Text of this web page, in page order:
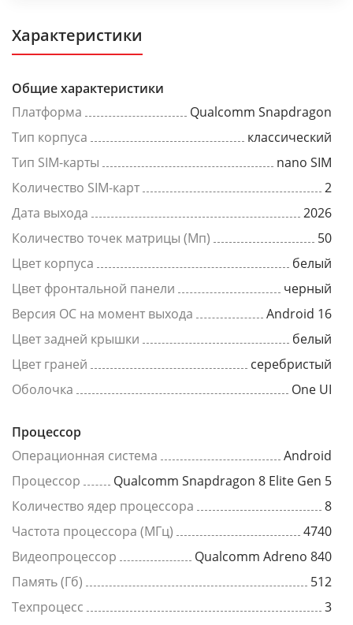
Характеристики
Общие характеристики
Платформа
Qualcomm Snapdragon
Тип корпуса
классический
Тип SIM-карты
nano SIM
Количество SIM-карт
2
Дата выхода
2026
Количество точек матрицы (Мп)
50
Цвет корпуса
белый
Цвет фронтальной панели
черный
Версия ОС на момент выхода
Android 16
Цвет задней крышки
белый
Цвет граней
серебристый
Оболочка
One UI
Процессор
Операционная система
Android
Процессор
Qualcomm Snapdragon 8 Elite Gen 5
Количество ядер процессора
8
Частота процессора (МГц)
4740
Видеопроцессор
Qualcomm Adreno 840
Память (Гб)
512
Техпроцесс
3